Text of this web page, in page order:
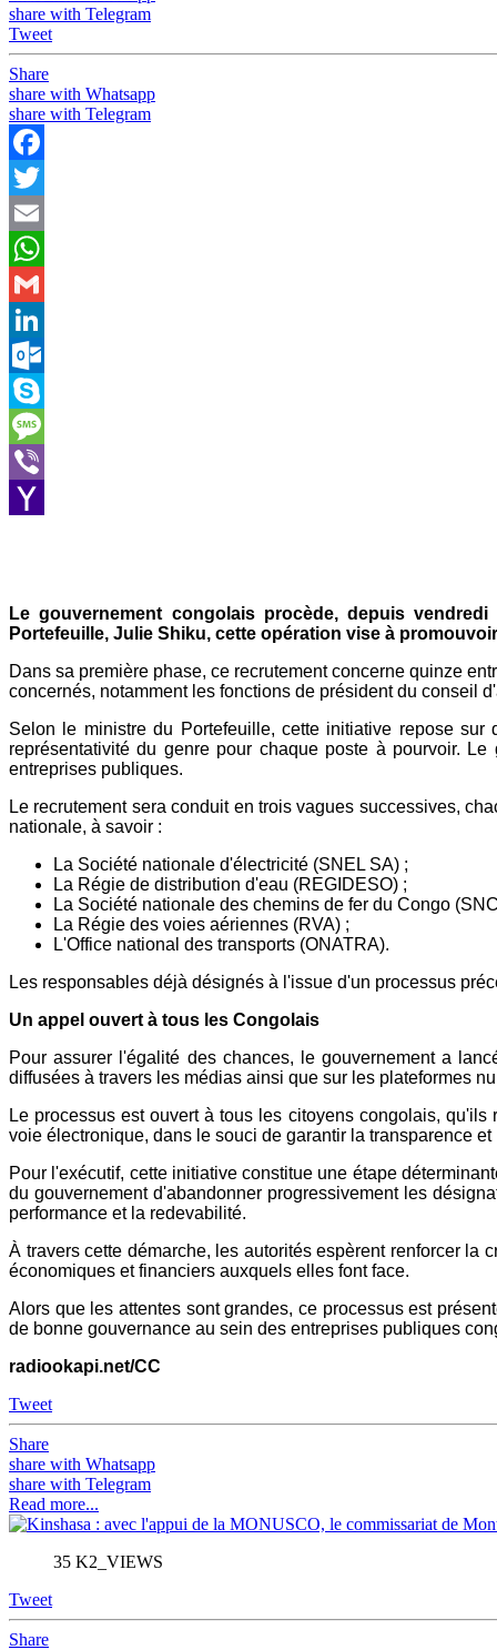
share with Telegram
Tweet
Share
share with Whatsapp
share with Telegram
Facebook
Twitter
Email
WhatsApp
Gmail
LinkedIn
Outlook.com
Skype
Message
Viber
Le gouvernement congolais procède, depuis
Portefeuille, Julie Shiku, cette opération vise à
Dans sa première phase, ce recrutement concerne quinze
concernés, notamment les fonctions de président du conseil
Selon le ministre du Portefeuille, cette initiative repose
représentativité du genre pour chaque poste à pourvoir.
entreprises publiques.
Le recrutement sera conduit en trois vagues successives,
nationale, à savoir :
La Société nationale d'électricité (SNEL SA) ;
La Régie de distribution d'eau (REGIDESO) ;
La Société nationale des chemins de fer du Congo
La Régie des voies aériennes (RVA) ;
L'Office national des transports (ONATRA).
Les responsables déjà désignés à l'issue d'un processus
Un appel ouvert à tous les Congolais
Pour assurer l'égalité des chances, le gouvernement a
diffusées à travers les médias ainsi que sur les plateformes
Le processus est ouvert à tous les citoyens congolais,
voie électronique, dans le souci de garantir la transparence
Pour l'exécutif, cette initiative constitue une étape
du gouvernement d'abandonner progressivement les
performance et la redevabilité.
À travers cette démarche, les autorités espèrent renforcer
économiques et financiers auxquels elles font face.
Alors que les attentes sont grandes, ce processus est
de bonne gouvernance au sein des entreprises publiques
radiookapi.net/CC
Tweet
Share
share with Whatsapp
share with Telegram
Read more...
35 K2_VIEWS
Tweet
Share